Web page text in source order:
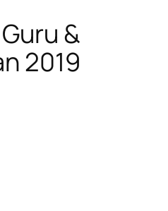
&
2019